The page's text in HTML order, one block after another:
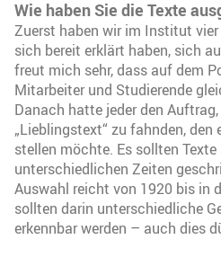
Wie haben Sie die Texte
Zuerst haben wir im Institut
sich bereit erklärt haben, sich
freut mich sehr, dass auf dem
Mitarbeiter und Studierende
Danach hatte jeder den
„Lieblingstext“ zu fahnden, den
stellen möchte. Es sollten Texte
unterschiedlichen Zeiten
Auswahl reicht von 1920 bis in
sollten darin unterschiedliche
erkennbar werden – auch dies